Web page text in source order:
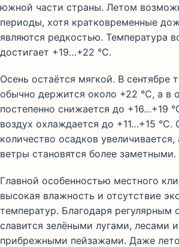
южной части страны. Летом
периоды, хотя кратковременные
являются редкостью. Температура
достигает +19…+22 °C.
Осень остаётся мягкой. В сентябре
обычно держится около +22 °C, а в
постепенно снижается до +16…+19
воздух охлаждается до +11…+15 °C.
количество осадков увеличивается,
ветры становятся более заметными.
Главной особенностью местного
высокая влажность и отсутствие
температур. Благодаря регулярным
славится зелёными лугами, лесами
прибрежными пейзажами. Даже